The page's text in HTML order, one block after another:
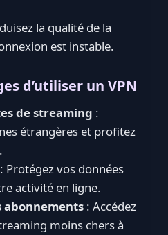
la qualité de la
est instable.
d’utiliser un VPN
de streaming :
étrangères et profitez
: Protégez vos données
activité en ligne.
abonnements : Accédez
moins chers à